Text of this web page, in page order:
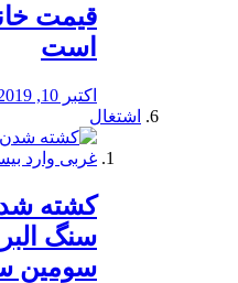
قیمت
است
اکتبر 10, 2019
اشتغال
سنگ
سومین